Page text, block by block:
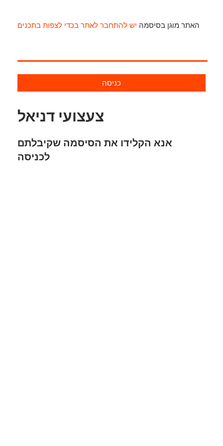
האתר מוגן בסיסמה יש להתחבר לאתר בכדי לצפות בתכנים
כניסה
צעצועי דניאל
אנא הקלידו את הסיסמה שקיבלתם
לכניסה